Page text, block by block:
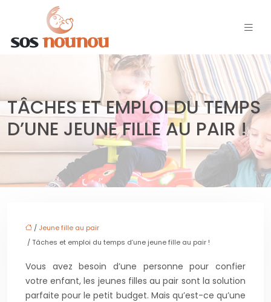
TÂCHES ET EMPLOI DU TEMPS
D’UNE JEUNE FILLE AU PAIR !
/ Jeune fille au pair
/ Tâches et emploi du temps d’une jeune fille au pair !
Vous avez besoin d’une personne pour confier
votre enfant, les jeunes filles au pair sont la solution
parfaite pour le petit budget. Mais qu’est-ce qu’une